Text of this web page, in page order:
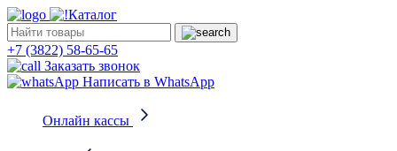
Каталог
+7 (3822) 58-65-65
Заказать звонок
Написать в WhatsApp
Онлайн кассы